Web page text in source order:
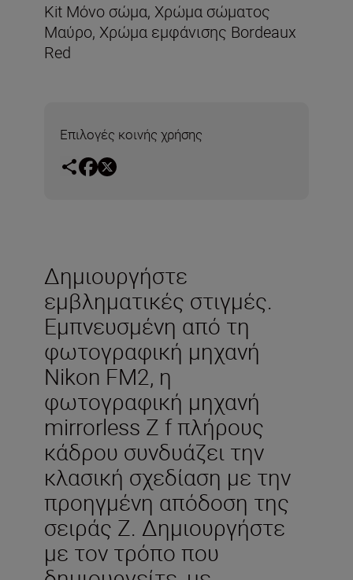
Kit Μόνο σώμα, Χρώμα σώματος
Μαύρο, Χρώμα εμφάνισης Bordeaux
Red
Επιλογές κοινής χρήσης
Δημιουργήστε
εμβληματικές στιγμές.
Εμπνευσμένη από τη
φωτογραφική μηχανή
Nikon FM2, η
φωτογραφική μηχανή
mirrorless Ζ f πλήρους
κάδρου συνδυάζει την
κλασική σχεδίαση με την
προηγμένη απόδοση της
σειράς Z. Δημιουργήστε
με τον τρόπο που